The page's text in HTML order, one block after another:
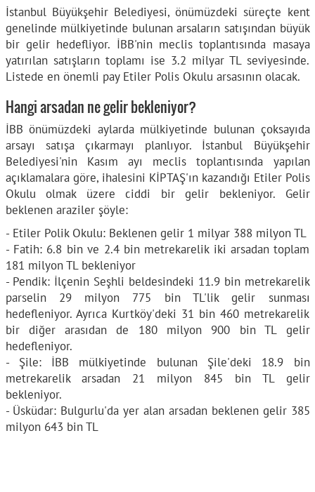
İstanbul Büyükşehir Belediyesi, önümüzdeki süreçte kent
genelinde mülkiyetinde bulunan arsaların satışından büyük
bir gelir hedefliyor. İBB'nin meclis toplantısında masaya
yatırılan satışların toplamı ise 3.2 milyar TL seviyesinde.
Listede en önemli pay Etiler Polis Okulu arsasının olacak.
Hangi arsadan ne gelir bekleniyor?
İBB önümüzdeki aylarda mülkiyetinde bulunan çoksayıda
arsayı satışa çıkarmayı planlıyor. İstanbul Büyükşehir
Belediyesi'nin Kasım ayı meclis toplantısında yapılan
açıklamalara göre, ihalesini KİPTAŞ'ın kazandığı Etiler Polis
Okulu olmak üzere ciddi bir gelir bekleniyor. Gelir
beklenen araziler şöyle:
- Etiler Polik Okulu: Beklenen gelir 1 milyar 388 milyon TL
- Fatih: 6.8 bin ve 2.4 bin metrekarelik iki arsadan toplam
181 milyon TL bekleniyor
- Pendik: İlçenin Seşhli beldesindeki 11.9 bin metrekarelik
parselin 29 milyon 775 bin TL'lik gelir sunması
hedefleniyor. Ayrıca Kurtköy'deki 31 bin 460 metrekarelik
bir diğer arasıdan de 180 milyon 900 bin TL gelir
hedefleniyor.
- Şile: İBB mülkiyetinde bulunan Şile'deki 18.9 bin
metrekarelik arsadan 21 milyon 845 bin TL gelir
bekleniyor.
- Üsküdar: Bulgurlu'da yer alan arsadan beklenen gelir 385
milyon 643 bin TL